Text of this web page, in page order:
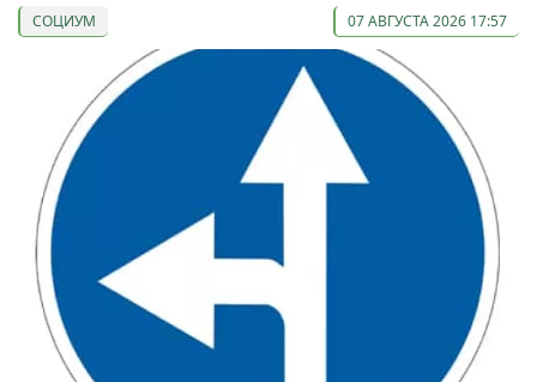
СОЦИУМ 07 АВГУСТА 2026 17:57